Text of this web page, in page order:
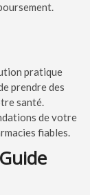
pratique
prendre des
santé.
de votre
fiables.